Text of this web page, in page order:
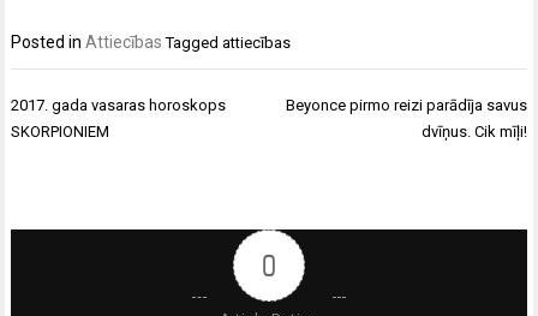
Posted inAttiecības Taggedattiecības
Ziņu
izvēlne
2017. gada vasaras horoskops
SKORPIONIEM
Beyonce pirmo reizi parādīja savus
dvīņus. Cik mīļi!
0